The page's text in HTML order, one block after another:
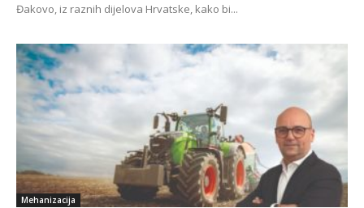
Đakovo, iz raznih dijelova Hrvatske, kako bi...
Mehanizacija